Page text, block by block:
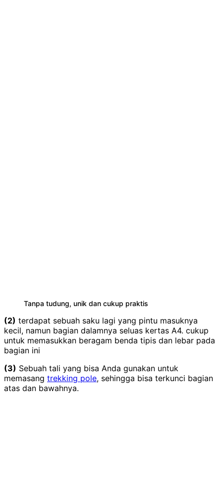
Tanpa tudung, unik dan cukup praktis
(2) terdapat sebuah saku lagi yang pintu masuknya
kecil, namun bagian dalamnya seluas kertas A4. cukup
untuk memasukkan beragam benda tipis dan lebar pada
bagian ini
(3) Sebuah tali yang bisa Anda gunakan untuk
memasang trekking pole, sehingga bisa terkunci bagian
atas dan bawahnya.